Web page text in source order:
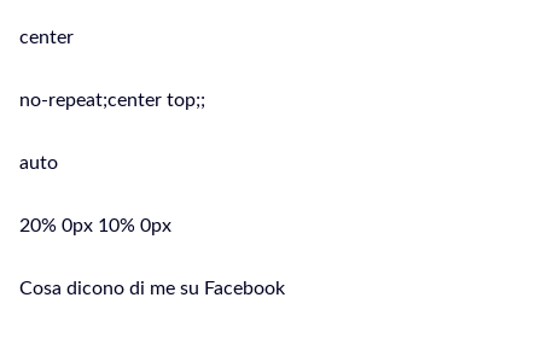
center
no-repeat;center top;;
auto
20% 0px 10% 0px
Cosa dicono di me su Facebook